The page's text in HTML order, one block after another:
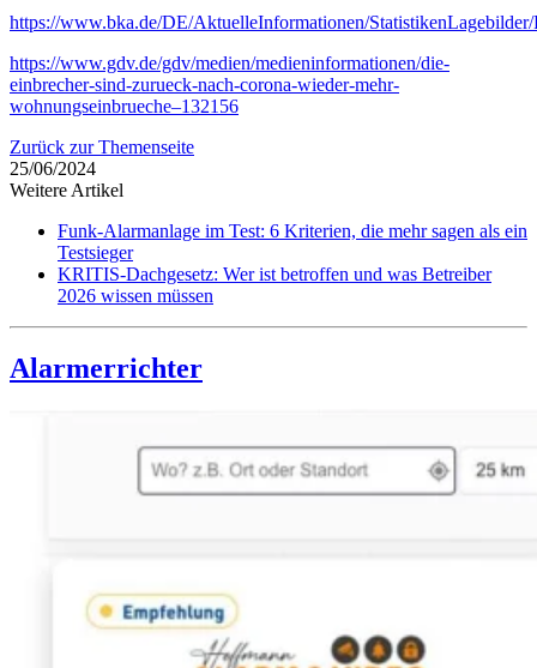
https://www.bka.de/DE/AktuelleInformationen/
https://www.gdv.de/gdv/medien/medieninformationen/die-
einbrecher-sind-zurueck-nach-corona-wieder-mehr-
wohnungseinbrueche–132156
Zurück zur Themenseite
25/06/2024
Weitere Artikel
Funk-Alarmanlage im Test: 6 Kriterien, die mehr sagen als ein
Testsieger
KRITIS-Dachgesetz: Wer ist betroffen und was Betreiber
2026 wissen müssen
Alarmerrichter